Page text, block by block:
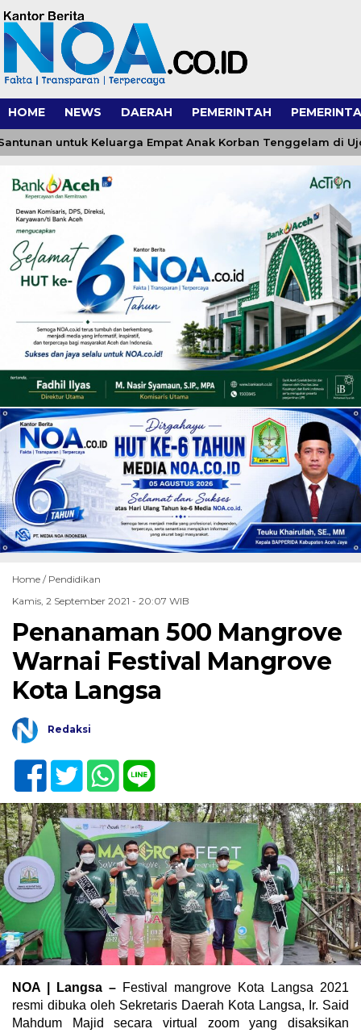
HOME NEWS DAERAH PEMERINTAH
untuk Keluarga Empat Anak Korban Tenggelam di Ujong
Home / Pendidikan
Kamis, 2 September 2021 - 20:07 WIB
Penanaman 500 Mangrove
Warnai Festival Mangrove
Kota Langsa
Redaksi
NOA | Langsa – Festival mangrove Kota Langsa 2021
resmi dibuka oleh Sekretaris Daerah Kota Langsa, Ir. Said
Mahdum Majid secara virtual zoom yang disaksikan